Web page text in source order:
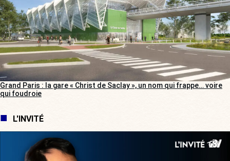
Grand Paris : la gare « Christ de Saclay », un nom qui frappe… voire
qui foudroie
L'INVITÉ